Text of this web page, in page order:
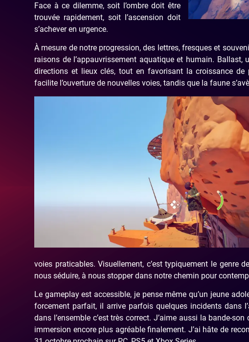
Face à ce dilemme, soit l’ombre doit être
trouvée rapidement, soit l’ascension doit
s’achever en urgence.
À mesure de notre progression, des lettres, fresques et
raisons de l’appauvrissement aquatique et humain.
directions et lieux clés, tout en favorisant la croissance
facilite l’ouverture de nouvelles voies, tandis que la faune
voies praticables. Visuellement, c’est typiquement le genre
nous séduire, à nous stopper dans notre chemin pour
Le gameplay est accessible, je pense même qu’un jeune
forcement parfait, il arrive parfois quelques incidents dans
dans l’ensemble c’est très correct. J’aime aussi la bande-
immersion encore plus agréable finalement. J’ai hâte de